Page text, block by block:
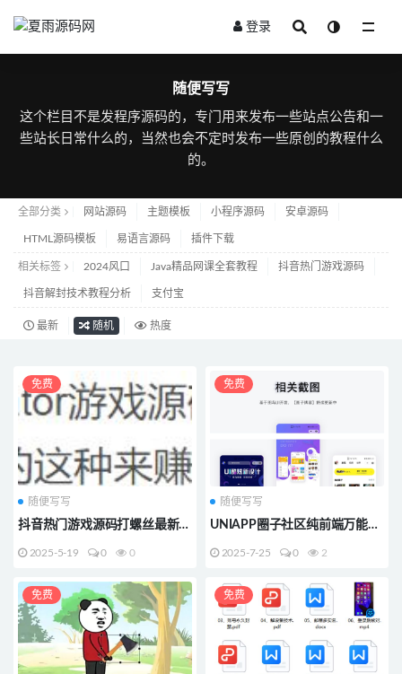
登录
随便写写
这个栏目不是发程序源码的，专门用来发布一些站点公告和一
些站长日常什么的，当然也会不定时发布一些原创的教程什么
的。
全部分类 网站源码 主题模板 小程序源码 安卓源码
HTML源码模板 易语言源码 插件下载
相关标签 2024风口 Java精品网课全套教程 抖音热门游戏源码
抖音解封技术教程分析 支付宝
最新 随机 热度
免费
随便写写
抖音热门游戏源码打螺丝最新版
2025-5-19 0 0
免费
随便写写
UNIAPP圈子社区纯前端万能源
酷炫UI
2025-7-25 0 2
免费 免费